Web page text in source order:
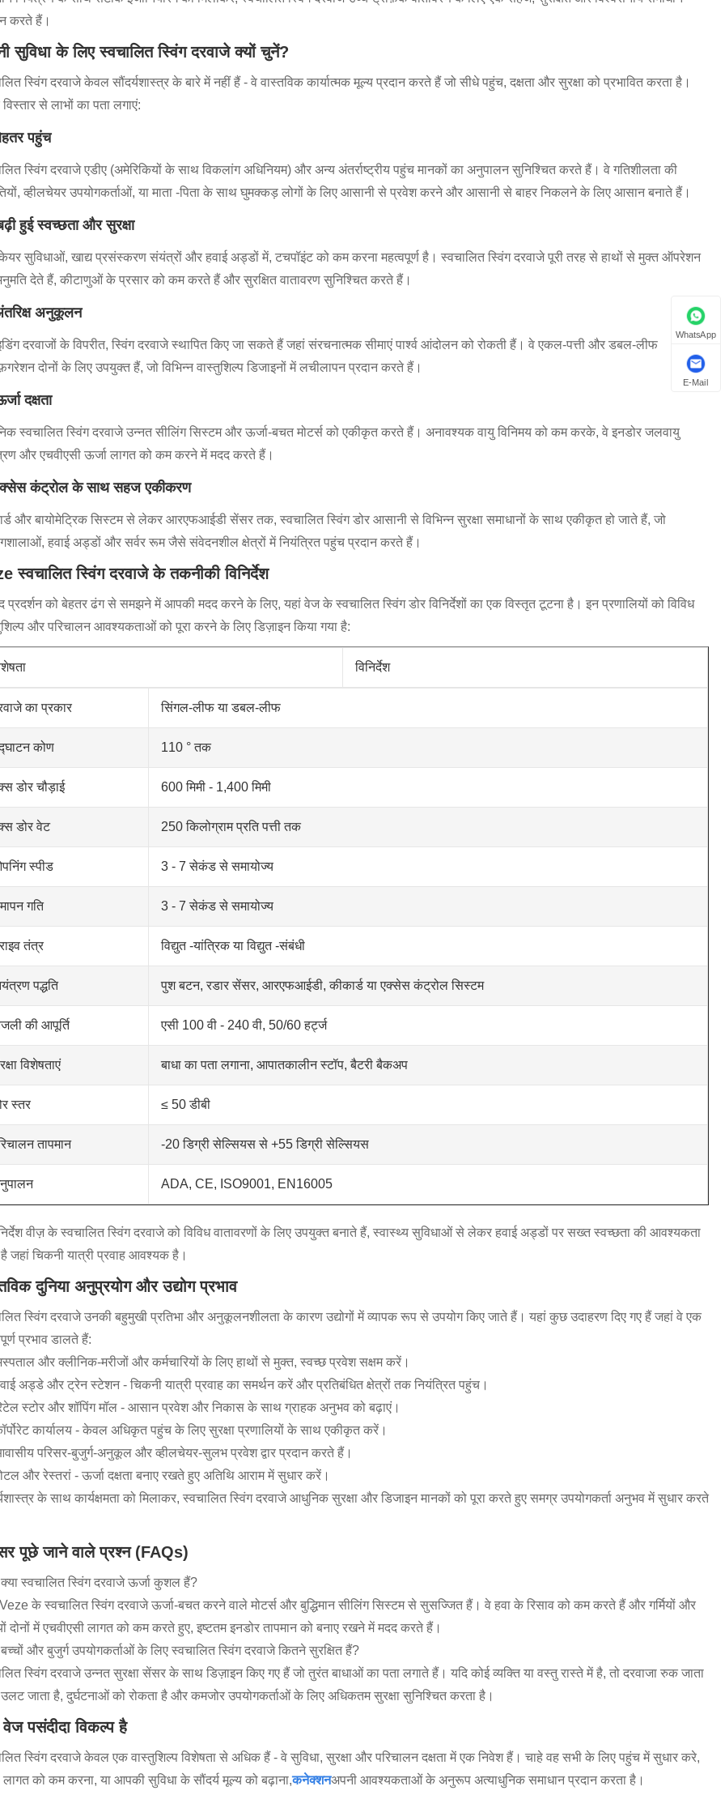
करते हैं।
सुविधा के लिए स्वचालित स्विंग दरवाजे क्यों चुनें?
स्विंग दरवाजे केवल सौंदर्यशास्त्र के बारे में नहीं हैं - वे वास्तविक कार्यात्मक मूल्य प्रदान करते हैं जो सीधे पहुंच, दक्षता और सुरक्षा को प्रभावित करता है।
से लाभों का पता लगाएं:
पहुंच
स्विंग दरवाजे एडीए (अमेरिकियों के साथ विकलांग अधिनियम) और अन्य अंतर्राष्ट्रीय पहुंच मानकों का अनुपालन सुनिश्चित करते हैं। वे गतिशीलता की
व्हीलचेयर उपयोगकर्ताओं, या माता -पिता के साथ घुमक्कड़ लोगों के लिए आसानी से प्रवेश करने और आसानी से बाहर निकलने के लिए आसान बनाते हैं।
हुई स्वच्छता और सुरक्षा
सुविधाओं, खाद्य प्रसंस्करण संयंत्रों और हवाई अड्डों में, टचपॉइंट को कम करना महत्वपूर्ण है। स्वचालित स्विंग दरवाजे पूरी तरह से हाथों से मुक्त ऑपरेशन
देते हैं, कीटाणुओं के प्रसार को कम करते हैं और सुरक्षित वातावरण सुनिश्चित करते हैं।
अनुकूलन
दरवाजों के विपरीत, स्विंग दरवाजे स्थापित किए जा सकते हैं जहां संरचनात्मक सीमाएं पार्श्व आंदोलन को रोकती हैं। वे एकल-पत्ती और डबल-लीफ
दोनों के लिए उपयुक्त हैं, जो विभिन्न वास्तुशिल्प डिजाइनों में लचीलापन प्रदान करते हैं।
दक्षता
स्वचालित स्विंग दरवाजे उन्नत सीलिंग सिस्टम और ऊर्जा-बचत मोटर्स को एकीकृत करते हैं। अनावश्यक वायु विनिमय को कम करके, वे इनडोर जलवायु
और एचवीएसी ऊर्जा लागत को कम करने में मदद करते हैं।
कंट्रोल के साथ सहज एकीकरण
और बायोमेट्रिक सिस्टम से लेकर आरएफआईडी सेंसर तक, स्वचालित स्विंग डोर आसानी से विभिन्न सुरक्षा समाधानों के साथ एकीकृत हो जाते हैं, जो
हवाई अड्डों और सर्वर रूम जैसे संवेदनशील क्षेत्रों में नियंत्रित पहुंच प्रदान करते हैं।
स्वचालित स्विंग दरवाजे के तकनीकी विनिर्देश
प्रदर्शन को बेहतर ढंग से समझने में आपकी मदद करने के लिए, यहां वेज के स्वचालित स्विंग डोर विनिर्देशों का एक विस्तृत टूटना है। इन प्रणालियों को विविध
और परिचालन आवश्यकताओं को पूरा करने के लिए डिज़ाइन किया गया है:
विनिर्देश
का प्रकार सिंगल-लीफ या डबल-लीफ
कोण 110 ° तक
डोर चौड़ाई 600 मिमी - 1,400 मिमी
डोर वेट 250 किलोग्राम प्रति पत्ती तक
स्पीड 3 - 7 सेकंड से समायोज्य
गति 3 - 7 सेकंड से समायोज्य
तंत्र विद्युत -यांत्रिक या विद्युत -संबंधी
पद्धति पुश बटन, रडार सेंसर, आरएफआईडी, कीकार्ड या एक्सेस कंट्रोल सिस्टम
की आपूर्ति एसी 100 वी - 240 वी, 50/60 हर्ट्ज
विशेषताएं बाधा का पता लगाना, आपातकालीन स्टॉप, बैटरी बैकअप
स्तर ≤ 50 डीबी
तापमान -20 डिग्री सेल्सियस से +55 डिग्री सेल्सियस
ADA, CE, ISO9001, EN16005
वीज़ के स्वचालित स्विंग दरवाजे को विविध वातावरणों के लिए उपयुक्त बनाते हैं, स्वास्थ्य सुविधाओं से लेकर हवाई अड्डों पर सख्त स्वच्छता की आवश्यकता
है जहां चिकनी यात्री प्रवाह आवश्यक है।
दुनिया अनुप्रयोग और उद्योग प्रभाव
स्विंग दरवाजे उनकी बहुमुखी प्रतिभा और अनुकूलनशीलता के कारण उद्योगों में व्यापक रूप से उपयोग किए जाते हैं। यहां कुछ उदाहरण दिए गए हैं जहां वे एक
प्रभाव डालते हैं:
और क्लीनिक-मरीजों और कर्मचारियों के लिए हाथों से मुक्त, स्वच्छ प्रवेश सक्षम करें।
अड्डे और ट्रेन स्टेशन - चिकनी यात्री प्रवाह का समर्थन करें और प्रतिबंधित क्षेत्रों तक नियंत्रित पहुंच।
स्टोर और शॉपिंग मॉल - आसान प्रवेश और निकास के साथ ग्राहक अनुभव को बढ़ाएं।
कार्यालय - केवल अधिकृत पहुंच के लिए सुरक्षा प्रणालियों के साथ एकीकृत करें।
परिसर-बुजुर्ग-अनुकूल और व्हीलचेयर-सुलभ प्रवेश द्वार प्रदान करते हैं।
और रेस्तरां - ऊर्जा दक्षता बनाए रखते हुए अतिथि आराम में सुधार करें।
के साथ कार्यक्षमता को मिलाकर, स्वचालित स्विंग दरवाजे आधुनिक सुरक्षा और डिजाइन मानकों को पूरा करते हुए समग्र उपयोगकर्ता अनुभव में सुधार करते
पूछे जाने वाले प्रश्न (FAQs)
स्वचालित स्विंग दरवाजे ऊर्जा कुशल हैं?
के स्वचालित स्विंग दरवाजे ऊर्जा-बचत करने वाले मोटर्स और बुद्धिमान सीलिंग सिस्टम से सुसज्जित हैं। वे हवा के रिसाव को कम करते हैं और गर्मियों और
दोनों में एचवीएसी लागत को कम करते हुए, इष्टतम इनडोर तापमान को बनाए रखने में मदद करते हैं।
और बुजुर्ग उपयोगकर्ताओं के लिए स्वचालित स्विंग दरवाजे कितने सुरक्षित हैं?
स्विंग दरवाजे उन्नत सुरक्षा सेंसर के साथ डिज़ाइन किए गए हैं जो तुरंत बाधाओं का पता लगाते हैं। यदि कोई व्यक्ति या वस्तु रास्ते में है, तो दरवाजा रुक जाता
उलट जाता है, दुर्घटनाओं को रोकता है और कमजोर उपयोगकर्ताओं के लिए अधिकतम सुरक्षा सुनिश्चित करता है।
वेज पसंदीदा विकल्प है
स्विंग दरवाजे केवल एक वास्तुशिल्प विशेषता से अधिक हैं - वे सुविधा, सुरक्षा और परिचालन दक्षता में एक निवेश हैं। चाहे वह सभी के लिए पहुंच में सुधार करे,
लागत को कम करना, या आपकी सुविधा के सौंदर्य मूल्य को बढ़ाना,कनेक्शनअपनी आवश्यकताओं के अनुरूप अत्याधुनिक समाधान प्रदान करता है।
WhatsApp
E-Mail